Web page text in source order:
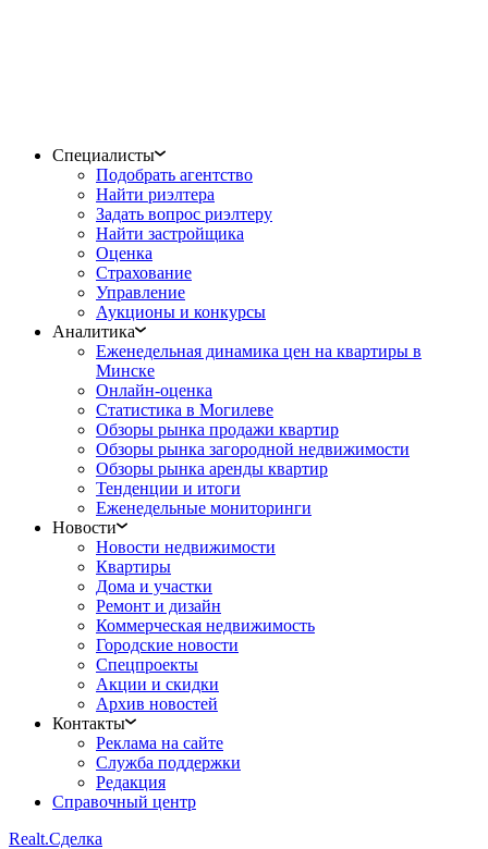
Специалисты
Подобрать агентство
Найти риэлтера
Задать вопрос риэлтеру
Найти застройщика
Оценка
Страхование
Управление
Аукционы и конкурсы
Аналитика
Еженедельная динамика цен на квартиры в
Минске
Онлайн-оценка
Статистика в Могилеве
Обзоры рынка продажи квартир
Обзоры рынка загородной недвижимости
Обзоры рынка аренды квартир
Тенденции и итоги
Еженедельные мониторинги
Новости
Новости недвижимости
Квартиры
Дома и участки
Ремонт и дизайн
Коммерческая недвижимость
Городские новости
Спецпроекты
Акции и скидки
Архив новостей
Контакты
Реклама на сайте
Служба поддержки
Редакция
Справочный центр
Realt.Сделка